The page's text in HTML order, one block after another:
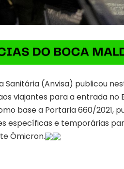
Sanitária (Anvisa) publicou
viajantes para a entrada no
base a Portaria 660/2021,
específicas e temporárias
Ômicron.